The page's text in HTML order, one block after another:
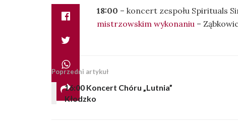
18:00 – koncert zespołu Spirituals
mistrzowskim wykonaniu –
Poprzedni artykuł
16:00 Koncert Chóru „Lutnia”
Kłodzko